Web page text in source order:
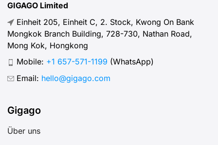
GIGAGO Limited
Einheit 205, Einheit C, 2. Stock, Kwong On Bank
Mongkok Branch Building, 728-730, Nathan Road,
Mong Kok, Hongkong
Mobile: +1 657-571-1199 (WhatsApp)
Email: hello@gigago.com
Gigago
Über uns